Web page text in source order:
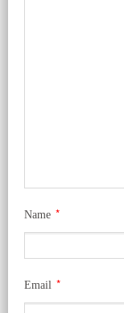
Name *
Email *